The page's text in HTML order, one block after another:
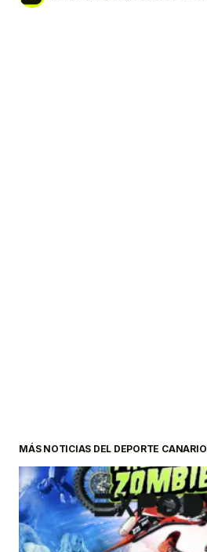
MÁS NOTICIAS DEL DEPORTE CANARIO